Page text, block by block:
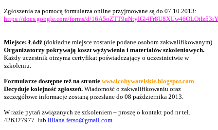
Zgłoszenia za pomocą formularza online przyjmowane są do 07.10.2013:
https://docs.google.com/forms/d/
Miejsce: Łódź (dokładne miejsce zostanie podane osobom zakwalifikowanym)
Organizatorzy pokrywają koszt wyżywienia i materiałów szkoleniowych.
Każdy uczestnik otrzyma certyfikat poświadczający o uczestnictwie w
szkoleniu.
Formularze dostępne też na stronie www.lcobywatelskie.blogspot.com
Decyduje kolejność zgłoszeń. Wiadomość o zakwalifikowaniu oraz
szczegółowe informacje zostaną przesłane do 08 października 2013.
W razie pytań związanych ze szkoleniem – proszę o kontakt pod nr tel.
426327977 lub liliana.ferso@gmail.com